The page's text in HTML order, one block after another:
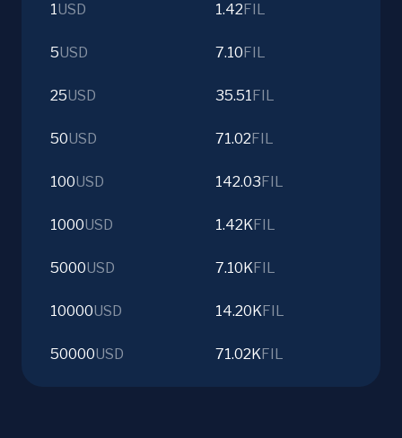
1USD 1.42 FIL
5USD 7.10 FIL
25USD 35.51 FIL
50USD 71.02 FIL
100USD 142.03 FIL
1000USD 1.42KFIL
5000USD 7.10KFIL
10000USD 14.20KFIL
50000USD 71.02KFIL